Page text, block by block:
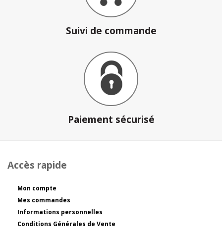
Suivi de commande
Paiement sécurisé
Accès rapide
Mon compte
Mes commandes
Informations personnelles
Conditions Générales de Vente